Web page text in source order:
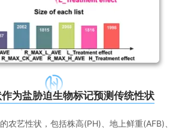
为盐胁迫生物标记预测传统性状
农艺性状，包括株高(PH)、地上鲜重(AFB)、